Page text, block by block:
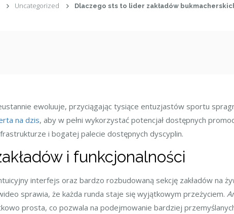
Uncategorized Dlaczego sts to lider zakładów
ewoluuje, przyciągając tysiące entuzjastów sportu
na dzis, aby w pełni wykorzystać potencjał dostępnych
i bogatej palecie dostępnych dyscyplin.
i funkcjonalności
interfejs oraz bardzo rozbudowaną sekcję zakładów na
sprawia, że każda runda staje się wyjątkowym przeżyciem.
prosta, co pozwala na podejmowanie bardziej